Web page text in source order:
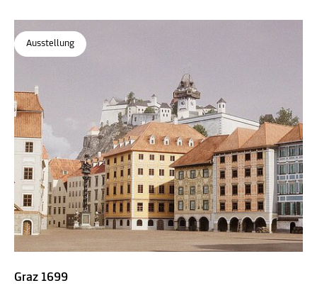
Ausstellung
Graz 1699